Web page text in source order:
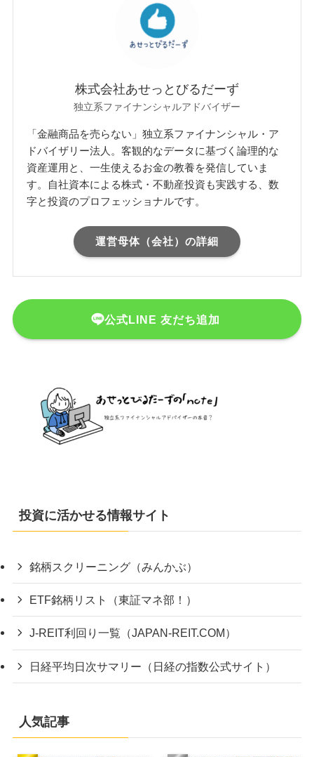
株式会社あせっとびるだーず
独立系ファイナンシャルアドバイザー
「金融商品を売らない」独立系ファイナンシャル・ア
ドバイザリー法人。客観的なデータに基づく論理的な
資産運用と、一生使えるお金の教養を発信していま
す。自社資本による株式・不動産投資も実践する、数
字と投資のプロフェッショナルです。
運営母体（会社）の詳細
公式LINE 友だち追加
投資に活かせる情報サイト
銘柄スクリーニング（みんかぶ）
ETF銘柄リスト（東証マネ部！）
J-REIT利回り一覧（JAPAN-REIT.COM）
日経平均日次サマリー（日経の指数公式サイト）
人気記事